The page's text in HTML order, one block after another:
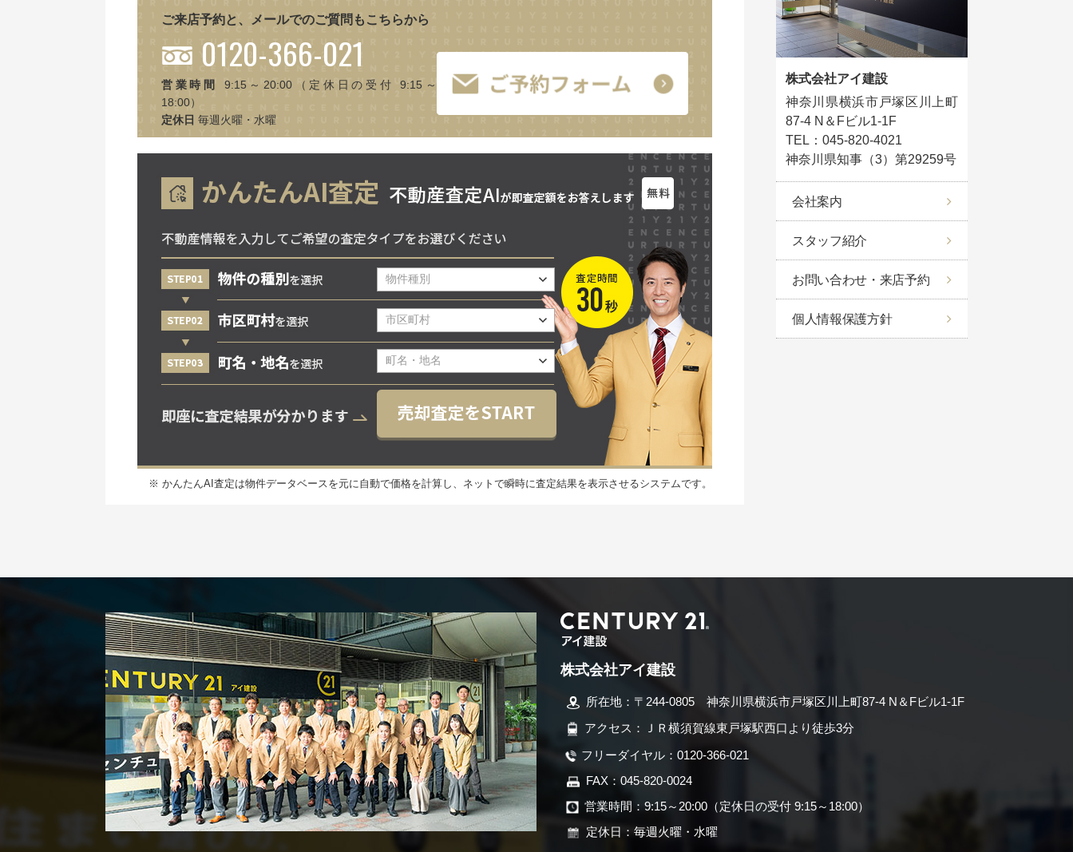
ご来店予約と、メールでのご質問もこちらから
0120-366-021
営業時間
9:15～20:00（定休日の受付 9:15～
18:00）
定休日 毎週火曜・水曜
※ かんたんAI査定は物件データベースを元に自動で価格を計算し、ネットで瞬時に査定結果を表示させるシステムです。
株式会社アイ建設
神奈川県横浜市戸塚区川上町
87-4 N＆Fビル1-1F
TEL：045-820-4021
神奈川県知事（3）第29259号
会社案内
スタッフ紹介
お問い合わせ・来店予約
個人情報保護方針
株式会社アイ建設
所在地：〒244-0805 神奈川県横浜市戸塚区川上町87-4 N＆Fビル1-1F
アクセス：ＪＲ横須賀線東戸塚駅西口より徒歩3分
フリーダイヤル：0120-366-021
FAX：045-820-0024
営業時間：9:15～20:00（定休日の受付 9:15～18:00）
定休日：毎週火曜・水曜